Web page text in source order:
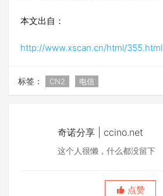
本文出自：
http://www.xscan.cn/html/355.html
标签： CN2 电信
奇诺分享 | ccino.net
这个人很懒，什么都没留下
点赞